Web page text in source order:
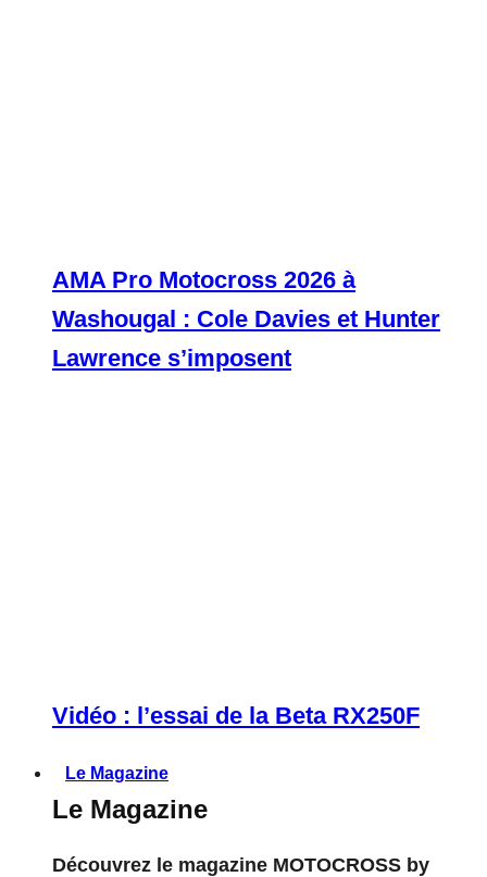
AMA Pro Motocross 2026 à
Washougal : Cole Davies et Hunter
Lawrence s’imposent
Vidéo : l’essai de la Beta RX250F
Le Magazine
Le Magazine
Découvrez le magazine MOTOCROSS by